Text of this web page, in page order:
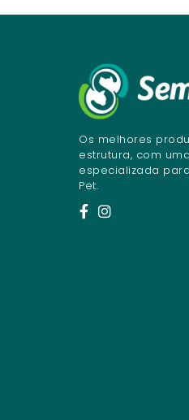
Os melhores
estrutura, com
especializada
Pet.